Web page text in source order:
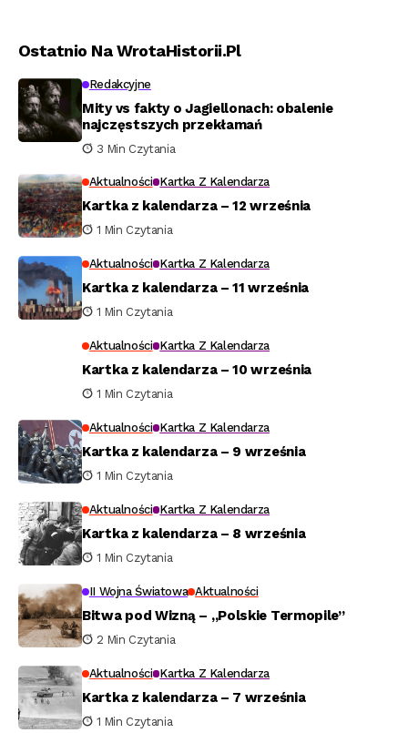
Ostatnio Na WrotaHistorii.pl
Redakcyjne
Mity vs fakty o Jagiellonach: obalenie
najczęstszych przekłamań
3 Min Czytania
Aktualności Kartka Z Kalendarza
Kartka z kalendarza – 12 września
1 Min Czytania
Aktualności Kartka Z Kalendarza
Kartka z kalendarza – 11 września
1 Min Czytania
Aktualności Kartka Z Kalendarza
Kartka z kalendarza – 10 września
1 Min Czytania
Aktualności Kartka Z Kalendarza
Kartka z kalendarza – 9 września
1 Min Czytania
Aktualności Kartka Z Kalendarza
Kartka z kalendarza – 8 września
1 Min Czytania
II Wojna Światowa Aktualności
Bitwa pod Wizną – „Polskie Termopile”
2 Min Czytania
Aktualności Kartka Z Kalendarza
Kartka z kalendarza – 7 września
1 Min Czytania